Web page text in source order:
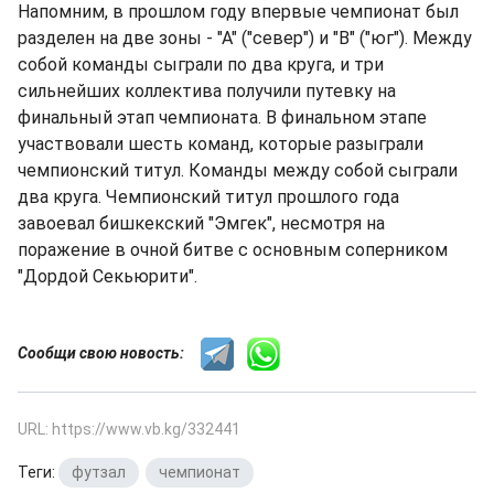
Напомним, в прошлом году впервые чемпионат был
разделен на две зоны - "А" ("север") и "В" ("юг"). Между
собой команды сыграли по два круга, и три
сильнейших коллектива получили путевку на
финальный этап чемпионата. В финальном этапе
участвовали шесть команд, которые разыграли
чемпионский титул. Команды между собой сыграли
два круга. Чемпионский титул прошлого года
завоевал бишкекский "Эмгек", несмотря на
поражение в очной битве с основным соперником
"Дордой Секьюрити".
Сообщи свою новость:
URL: https://www.vb.kg/332441
Теги: футзал чемпионат